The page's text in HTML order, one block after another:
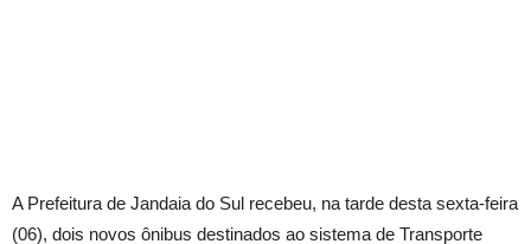
A Prefeitura de Jandaia do Sul recebeu, na tarde desta sexta-feira
(06), dois novos ônibus destinados ao sistema de Transporte